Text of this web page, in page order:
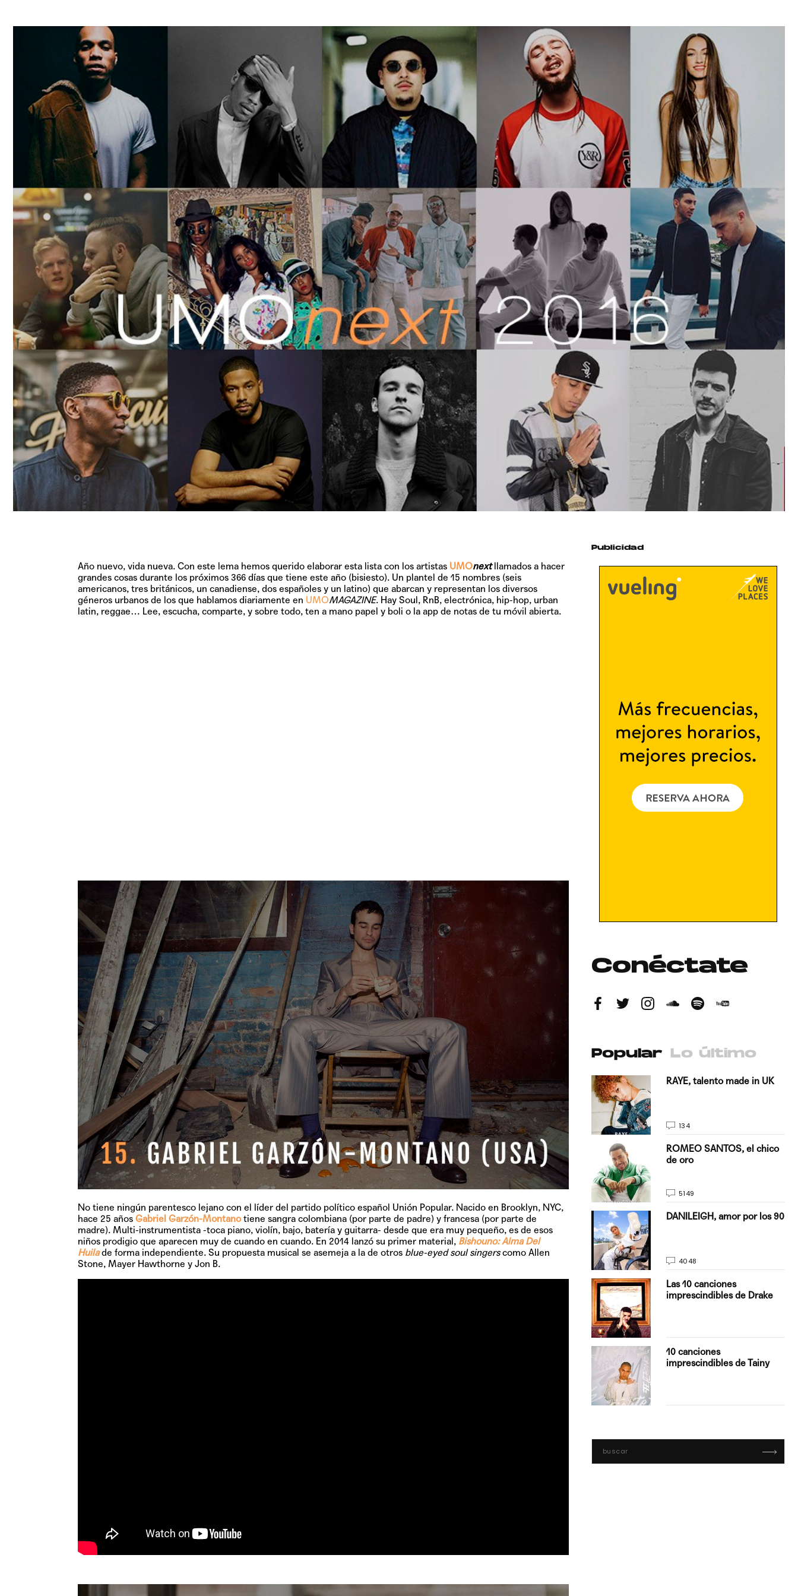
Año nuevo, vida nueva. Con este lema hemos querido elaborar esta lista con los artistas UMOnextllamados a hacer
grandes cosas durante los próximos 366 días que tiene este año (bisiesto). Un plantel de 15 nombres (seis
americanos, tres británicos, un canadiense, dos españoles y un latino) que abarcan y representan los diversos
géneros urbanos de los que hablamos diariamente en UMOMAGAZINE. Hay Soul, RnB, electrónica, hip-hop, urban
latin, reggae… Lee, escucha, comparte, y sobre todo, ten a mano papel y boli o la app de notas de tu móvil abierta.
No tiene ningún parentesco lejano con el líder del partido político español Unión Popular. Nacido en Brooklyn, NYC,
hace 25 años Gabriel Garzón-Montanotiene sangra colombiana (por parte de padre) y francesa (por parte de
madre). Multi-instrumentista -toca piano, violín, bajo, batería y guitarra- desde que era muy pequeño, es de esos
niños prodigio que aparecen muy de cuando en cuando. En 2014 lanzó su primer material, Bishouno: Alma Del
Huilade forma independiente. Su propuesta musical se asemeja a la de otrosblue-eyed soul singerscomo Allen
Stone, Mayer Hawthorne y Jon B.
Publicidad
Conéctate
Popular Lo último
tiempo
NICKI NICOLE, pisando
fuerte
Hablamos con Justin
Quiles de 'La…
RAYE, talento made in UK
134
ROMEO SANTOS, el chico
de oro
5149
DANILEIGH, amor por los 90
4048
Las 10 canciones
imprescindibles de Drake
10 canciones
imprescindibles de Tainy